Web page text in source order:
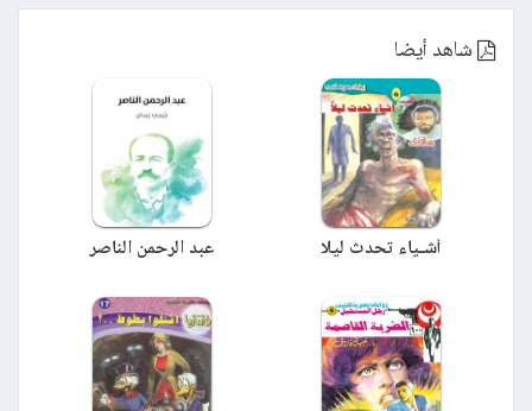
شاهد أيضا
أشـياء تحدث ليلا عبد الرحمن الناصر